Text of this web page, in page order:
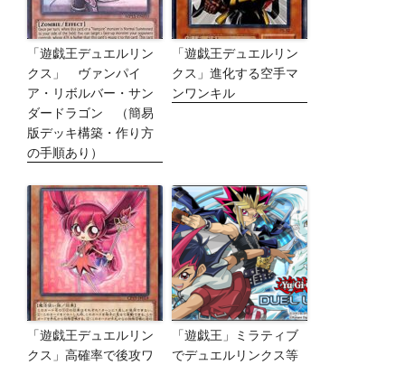
「遊戯王デュエルリン
クス」 ヴァンパイ
ア・リボルバー・サン
ダードラゴン （簡易
版デッキ構築・作り方
の手順あり）
「遊戯王デュエルリン
クス」進化する空手マ
ンワンキル
「遊戯王デュエルリン
クス」高確率で後攻ワ
「遊戯王」ミラティブ
でデュエルリンクス等